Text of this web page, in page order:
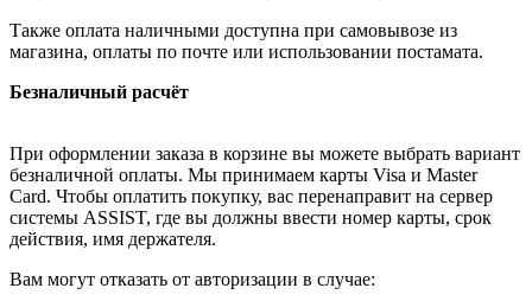
Также оплата наличными доступна при самовывозе из
магазина, оплаты по почте или использовании постамата.
Безналичный расчёт
При оформлении заказа в корзине вы можете выбрать вариант
безналичной оплаты. Мы принимаем карты Visa и Master
Card. Чтобы оплатить покупку, вас перенаправит на сервер
системы ASSIST, где вы должны ввести номер карты, срок
действия, имя держателя.
Вам могут отказать от авторизации в случае: